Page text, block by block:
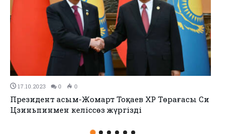
06.10.2023 0 0
Қазақстанда ұйымдасқан қылмыстық топтың 72
мүшесі ұсталды.